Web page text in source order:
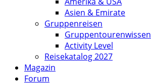
Asien & Emirate
Gruppenreisen
Gruppentourenwissen
Activity Level
Reisekatalog 2027
Magazin
Forum